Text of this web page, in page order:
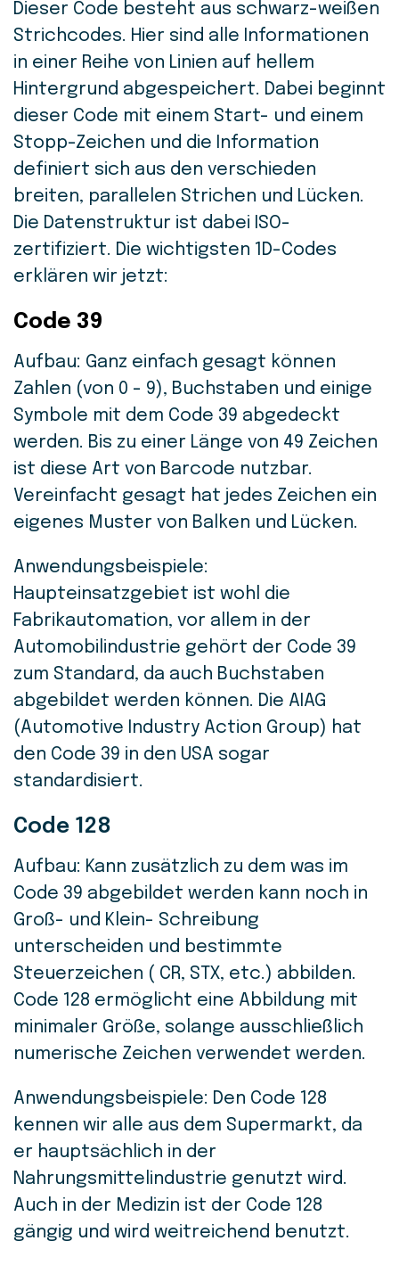
Dieser Code besteht aus schwarz-weißen
Strichcodes. Hier sind alle Informationen
in einer Reihe von Linien auf hellem
Hintergrund abgespeichert. Dabei beginnt
dieser Code mit einem Start- und einem
Stopp-Zeichen und die Information
definiert sich aus den verschieden
breiten, parallelen Strichen und Lücken.
Die Datenstruktur ist dabei ISO-
zertifiziert. Die wichtigsten 1D-Codes
erklären wir jetzt:
Code 39
Aufbau: Ganz einfach gesagt können
Zahlen (von 0 - 9), Buchstaben und einige
Symbole mit dem Code 39 abgedeckt
werden. Bis zu einer Länge von 49 Zeichen
ist diese Art von Barcode nutzbar.
Vereinfacht gesagt hat jedes Zeichen ein
eigenes Muster von Balken und Lücken.
Anwendungsbeispiele:
Haupteinsatzgebiet ist wohl die
Fabrikautomation, vor allem in der
Automobilindustrie gehört der Code 39
zum Standard, da auch Buchstaben
abgebildet werden können. Die AIAG
(Automotive Industry Action Group) hat
den Code 39 in den USA sogar
standardisiert.
Code 128
Aufbau: Kann zusätzlich zu dem was im
Code 39 abgebildet werden kann noch in
Groß- und Klein- Schreibung
unterscheiden und bestimmte
Steuerzeichen ( CR, STX, etc.) abbilden.
Code 128 ermöglicht eine Abbildung mit
minimaler Größe, solange ausschließlich
numerische Zeichen verwendet werden.
Anwendungsbeispiele: Den Code 128
kennen wir alle aus dem Supermarkt, da
er hauptsächlich in der
Nahrungsmittelindustrie genutzt wird.
Auch in der Medizin ist der Code 128
gängig und wird weitreichend benutzt.